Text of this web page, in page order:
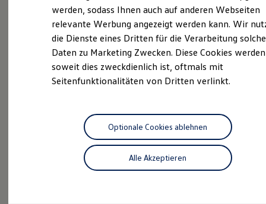
XTL-Dieselkraftstoff
Ersatzteile und Betriebsflüssigkeiten
Original Zubehör und Lifestyle Produkte
myVolkswagen
myVolkswagen Business
Elektrisch & Autonom
Unser Ansatz
Reichweitensimulator
Ladezeitensimulator
Ladelösungen für Privatkunden
Ladelösungen für Gewerbekunden
Wallbox und Ladekabel
Bidirektionales Laden
und Serviceleistungen. Ob Volkswagen, Volkswagen
Nutzfahrzeuge oder Gebrauchtwagen – bei uns
erhalten Sie die persönliche Beratung, den
zuverlässigen Service und die gründliche Ausführung,
die Sie sich wünschen. Erfahren Sie hier, wer wir sind,
wie Sie uns erreichen können und welche Leistungen
lassen Sie sich von unserem Routenplaner den Weg
zu uns zeigen. Wir freuen uns auf Ihren Besuch.
Das sind unsere Leistungen
werden, sodass Ihnen auch auf anderen Webseiten
relevante Werbung angezeigt werden kann. Wir
die Dienste eines Dritten für die Verarbeitung
Daten zu Marketing Zwecken. Diese Cookies
soweit dies zweckdienlich ist, oftmals mit
Seitenfunktionalitäten von Dritten verlinkt.
Alle Akzeptieren
Optionale Cookies ablehnen